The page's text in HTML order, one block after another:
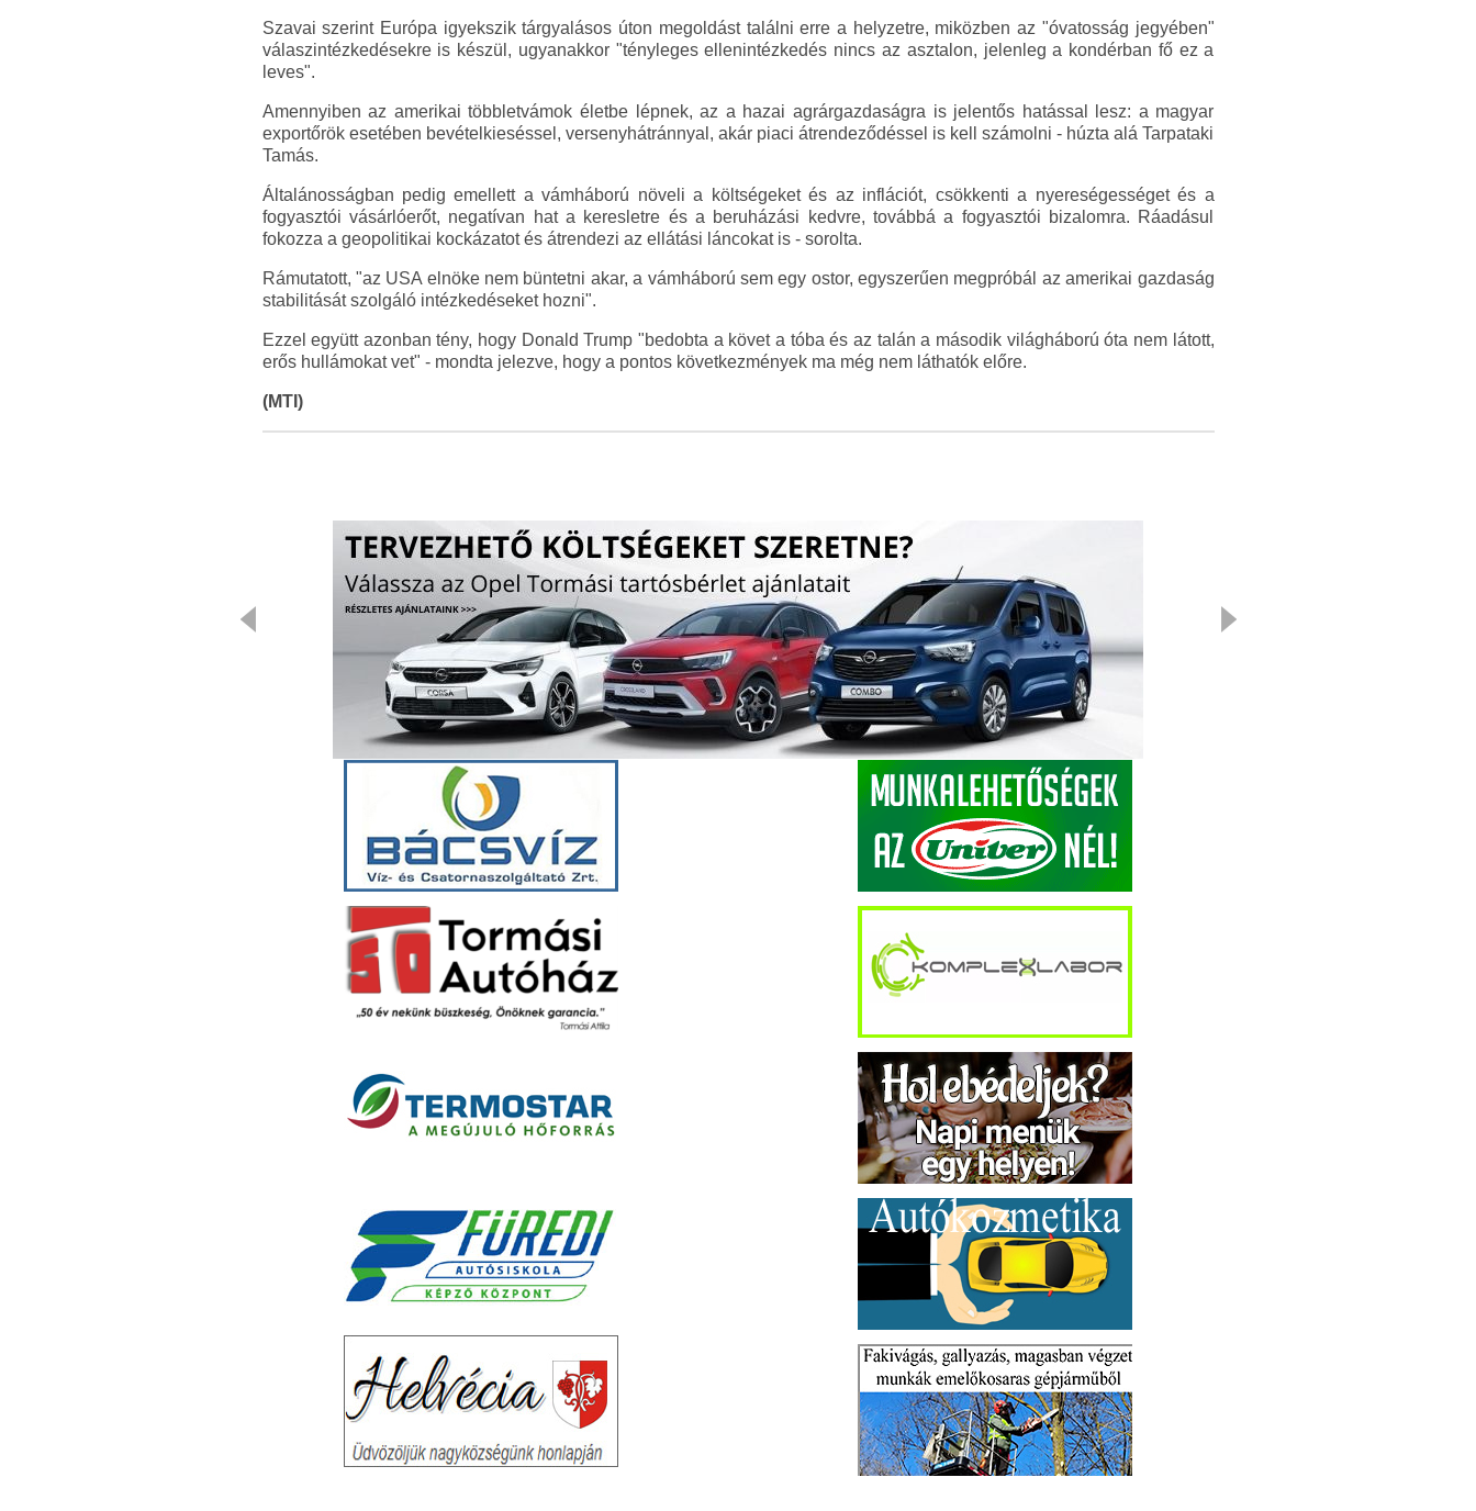
Szavai szerint Európa igyekszik tárgyalásos úton megoldást találni erre a helyzetre, miközben az "óvatosság jegyében"
válaszintézkedésekre is készül, ugyanakkor "tényleges ellenintézkedés nincs az asztalon, jelenleg a kondérban fő ez a
leves".
Amennyiben az amerikai többletvámok életbe lépnek, az a hazai agrárgazdaságra is jelentős hatással lesz: a magyar
exportőrök esetében bevételkieséssel, versenyhátránnyal, akár piaci átrendeződéssel is kell számolni - húzta alá Tarpataki
Tamás.
Általánosságban pedig emellett a vámháború növeli a költségeket és az inflációt, csökkenti a nyereségességet és a
fogyasztói vásárlóerőt, negatívan hat a keresletre és a beruházási kedvre, továbbá a fogyasztói bizalomra. Ráadásul
fokozza a geopolitikai kockázatot és átrendezi az ellátási láncokat is - sorolta.
Rámutatott, "az USA elnöke nem büntetni akar, a vámháború sem egy ostor, egyszerűen megpróbál az amerikai gazdaság
stabilitását szolgáló intézkedéseket hozni".
Ezzel együtt azonban tény, hogy Donald Trump "bedobta a követ a tóba és az talán a második világháború óta nem látott,
erős hullámokat vet" - mondta jelezve, hogy a pontos következmények ma még nem láthatók előre.
(MTI)